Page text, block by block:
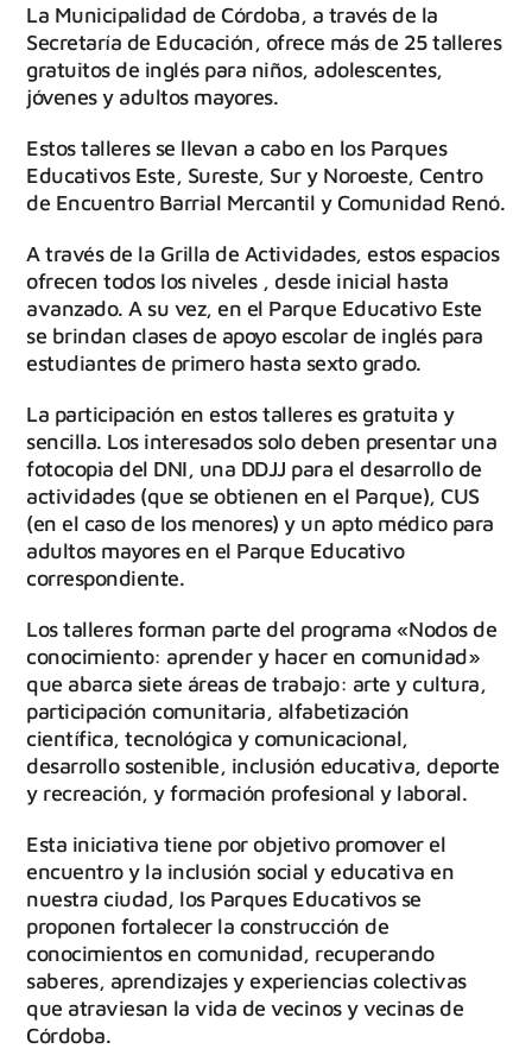
La Municipalidad de Córdoba, a través de la
Secretaría de Educación, ofrece más de 25 talleres
gratuitos de inglés para niños, adolescentes,
jóvenes y adultos mayores.
Estos talleres se llevan a cabo en los Parques
Educativos Este, Sureste, Sur y Noroeste, Centro
de Encuentro Barrial Mercantil y Comunidad Renó.
A través de la Grilla de Actividades, estos espacios
ofrecen todos los niveles , desde inicial hasta
avanzado. A su vez, en el Parque Educativo Este
se brindan clases de apoyo escolar de inglés para
estudiantes de primero hasta sexto grado.
La participación en estos talleres es gratuita y
sencilla. Los interesados ​​solo deben presentar una
fotocopia del DNI, una DDJJ para el desarrollo de
actividades (que se obtienen en el Parque), CUS
(en el caso de los menores) y un apto médico para
adultos mayores en el Parque Educativo
correspondiente.
Los talleres forman parte del programa «Nodos de
conocimiento: aprender y hacer en comunidad»
que abarca siete áreas de trabajo: arte y cultura,
participación comunitaria, alfabetización
científica, tecnológica y comunicacional,
desarrollo sostenible, inclusión educativa, deporte
y recreación, y formación profesional y laboral.
Esta iniciativa tiene por objetivo promover el
encuentro y la inclusión social y educativa en
nuestra ciudad, los Parques Educativos se
proponen fortalecer la construcción de
conocimientos en comunidad, recuperando
saberes, aprendizajes y experiencias colectivas
que atraviesan la vida de vecinos y vecinas de
Córdoba.